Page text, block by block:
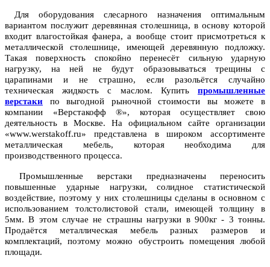
Для оборудования слесарного назначения оптимальным
вариантом послужит деревянная столешница, в основу которой
входит влагостойкая фанера, а вообще стоит присмотреться к
металлической столешнице, имеющей деревянную подложку.
Такая поверхность спокойно перенесёт сильную ударную
нагрузку, на ней не будут образовываться трещины с
царапинами и не страшно, если разольётся случайно
техническая жидкость с маслом. Купить промышленные
верстаки по выгодной рыночной стоимости вы можете в
компании «Верстакофф ®», которая осуществляет свою
деятельность в Москве. На официальном сайте организации
«www.werstakoff.ru» представлена в широком ассортименте
металлическая мебель, которая необходима для
производственного процесса.
Промышленные верстаки предназначены переносить
повышенные ударные нагрузки, солидное статистической
воздействие, поэтому у них столешницы сделаны в основном с
использованием толстолистовой стали, имеющей толщину в
5мм. В этом случае не страшны нагрузки в 900кг - 3 тонны.
Продаётся металлическая мебель разных размеров и
комплектаций, поэтому можно обустроить помещения любой
площади.